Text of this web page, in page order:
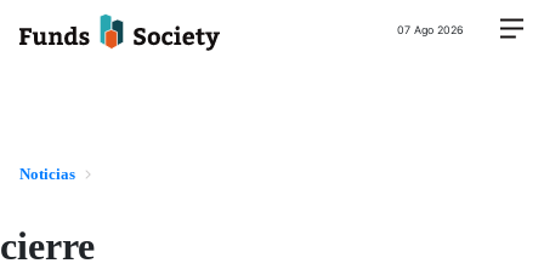
07 Ago 2026
Noticias
cierre